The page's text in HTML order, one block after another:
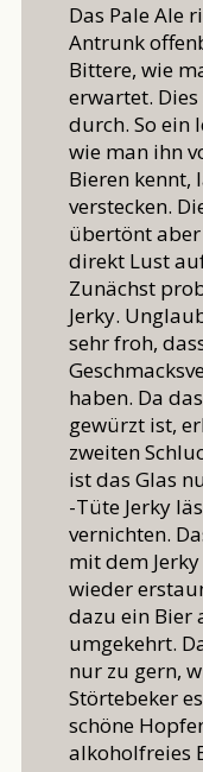
Das Pale Ale
Antrunk
Bittere, wie
erwartet.
durch. So ein
wie man ihn
Bieren kennt,
verstecken.
übertönt
direkt Lust
Zunächst
Jerky.
sehr froh,
haben. Da
gewürzt ist,
zweiten
ist das Glas
-Tüte Jerky
vernichten.
mit dem
wieder
dazu ein Bier
umgekehrt.
nur zu gern,
Störtebeker
schöne
alkoholfreies